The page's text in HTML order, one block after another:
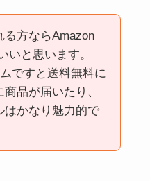
る方ならAmazon
いと思います。
ですと送料無料に
品が届いたり、
はかなり魅力的で